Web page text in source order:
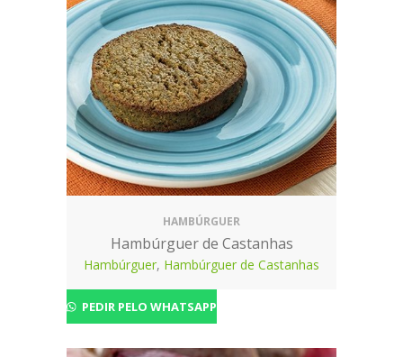
HAMBÚRGUER
Hambúrguer de Castanhas
Hambúrguer, Hambúrguer de Castanhas
PEDIR PELO WHATSAPP